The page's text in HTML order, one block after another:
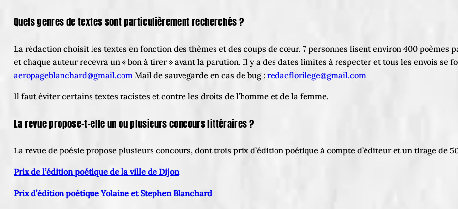
Quels genres de textes sont particulièrement recherchés ?
La rédaction choisit les textes en fonction des thèmes et des coups de cœur. 7 personnes lisent environ 400 poèmes
et chaque auteur recevra un « bon à tirer » avant la parution. Il y a des dates limites à respecter et tous les envois se
aeropageblanchard@gmail.com Mail de sauvegarde en cas de bug : redacflorilege@gmail.com
Il faut éviter certains textes racistes et contre les droits de l’homme et de la femme.
La revue propose-t-elle un ou plusieurs concours littéraires ?
La revue de poésie propose plusieurs concours, dont trois prix d’édition poétique à compte d’éditeur et un tirage de
Prix de l’édition poétique de la ville de Dijon
Prix d’édition poétique Yolaine et Stephen Blanchard